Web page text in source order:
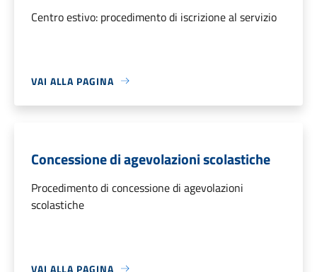
Centro estivo: procedimento di iscrizione al servizio
VAI ALLA PAGINA
Concessione di agevolazioni scolastiche
Procedimento di concessione di agevolazioni
scolastiche
VAI ALLA PAGINA